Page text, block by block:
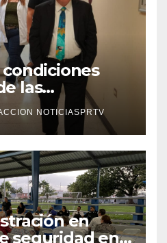
las
Mayagüez
NOTICIASPRTV
en
seguridad en